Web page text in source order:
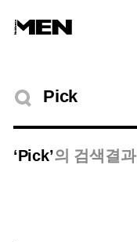
검색결과
‘Pick’의 검색결과